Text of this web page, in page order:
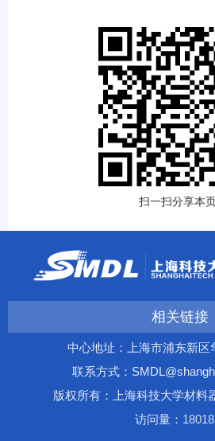
扫一扫分享本
相关链接
中心地址：上海市浦东新区
联系方式：
版权所有：上海科技大学材料
访问量： 18018